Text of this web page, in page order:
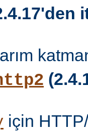
için